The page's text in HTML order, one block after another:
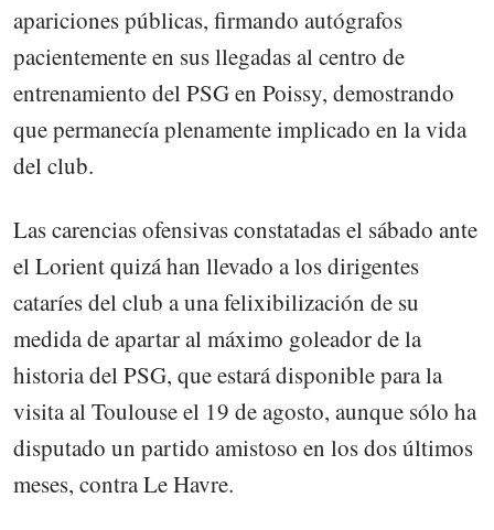
apariciones públicas, firmando autógrafos
pacientemente en sus llegadas al centro de
entrenamiento del PSG en Poissy, demostrando
que permanecía plenamente implicado en la vida
del club.
Las carencias ofensivas constatadas el sábado ante
el Lorient quizá han llevado a los dirigentes
cataríes del club a una felixibilización de su
medida de apartar al máximo goleador de la
historia del PSG, que estará disponible para la
visita al Toulouse el 19 de agosto, aunque sólo ha
disputado un partido amistoso en los dos últimos
meses, contra Le Havre.